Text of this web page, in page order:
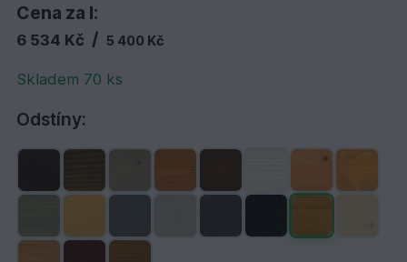
Cena za l:
6 534 Kč / 5 400 Kč
Skladem 70 ks
Odstíny: